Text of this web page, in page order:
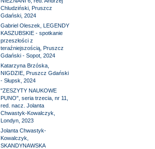
Chludziński, Pruszcz
Gdański, 2024
Gabriel Oleszek, LEGENDY
KASZUBSKIE - spotkanie
przeszłości z
teraźniejszością, Pruszcz
Gdański - Sopot, 2024
Katarzyna Brzóska,
NIGDZIE, Pruszcz Gdański
- Słupsk, 2024
"ZESZYTY NAUKOWE
PUNO", seria trzecia, nr 11,
red. nacz. Jolanta
Chwastyk-Kowalczyk,
Londyn, 2023
Jolanta Chwastyk-
Kowalczyk,
SKANDYNAWSKA